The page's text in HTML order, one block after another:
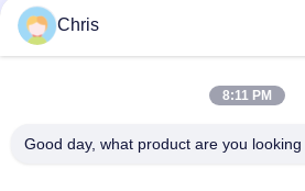
Catégories
Chris
8:11 PM
Good day, what product are you